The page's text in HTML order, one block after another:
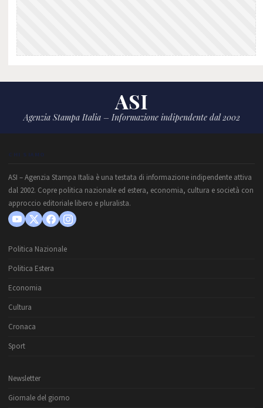
ASI
Agenzia Stampa Italia – Informazione indipendente dal 2002
CHI SIAMO
ASI – Agenzia Stampa Italia è una testata di informazione indipendente attiva
dal 2002. Copre politica nazionale ed estera, economia, cultura e società con
approccio editoriale libero e pluralista.
Politica Nazionale
Politica Estera
Economia
Cultura
Cronaca
Sport
Newsletter
Giornale del giorno